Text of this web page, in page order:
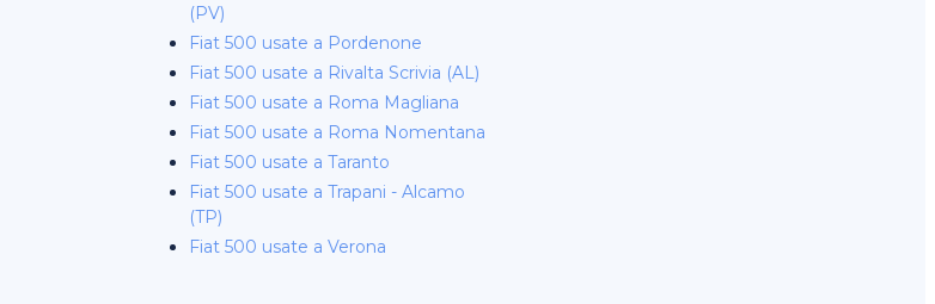
(PV)
Fiat 500 usate a Pordenone
Fiat 500 usate a Rivalta Scrivia (AL)
Fiat 500 usate a Roma Magliana
Fiat 500 usate a Roma Nomentana
Fiat 500 usate a Taranto
Fiat 500 usate a Trapani - Alcamo
(TP)
Fiat 500 usate a Verona